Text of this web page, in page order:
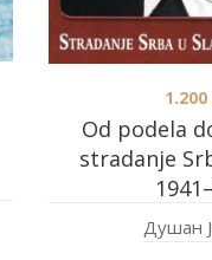
Od podela
stradanje
1.200
Душан